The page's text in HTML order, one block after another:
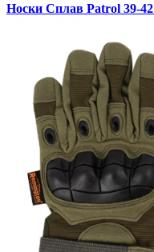
Носки Сплав Patrol 39-42